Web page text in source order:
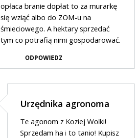
opłaca branie dopłat to za murarkę
się wziąć albo do ZOM-u na
śmieciowego. A hektary sprzedać
tym co potrafią nimi gospodarować.
ODPOWIEDZ
Urzędnika agronoma
Te agonom z Koziej Wolki!
Sprzedam ha i to tanio! Kupisz